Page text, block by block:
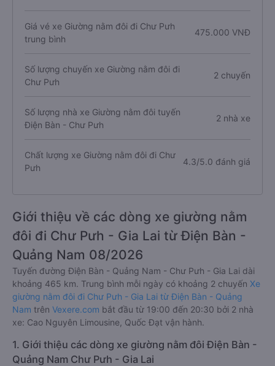
Giá vé xe Giường nằm đôi đi Chư Pưh
trung bình
475.000 VNĐ
Số lượng chuyến xe Giường nằm đôi đi
Chư Pưh
2 chuyến
Số lượng nhà xe Giường nằm đôi tuyến
Điện Bàn - Chư Pưh
2 nhà xe
Chất lượng xe Giường nằm đôi đi Chư
Pưh
4.3/5.0 đánh giá
Giới thiệu về các dòng xe giường nằm
đôi đi Chư Pưh - Gia Lai từ Điện Bàn -
Quảng Nam 08/2026
Tuyến đường Điện Bàn - Quảng Nam - Chư Pưh - Gia Lai dài
khoảng 465 km. Trung bình mỗi ngày có khoảng 2 chuyến Xe
giường nằm đôi đi Chư Pưh - Gia Lai từ Điện Bàn - Quảng
Nam trên Vexere.com bắt đầu từ 19:00 đến 20:30 bởi 2 nhà
xe: Cao Nguyên Limousine, Quốc Đạt vận hành.
1. Giới thiệu các dòng xe giường nằm đôi Điện Bàn -
Quảng Nam Chư Pưh - Gia Lai